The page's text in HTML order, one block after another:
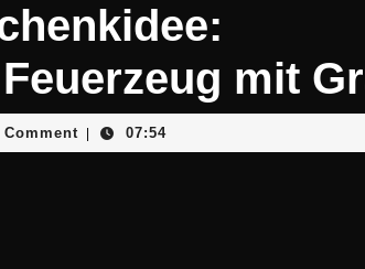
mit
Comment 07:54